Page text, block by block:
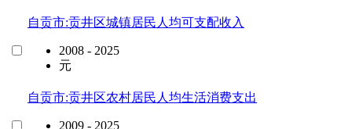
自贡市:贡井区城镇居民人均可支配收入
2008 - 2025
元
自贡市:贡井区农村居民人均生活消费支出
2009 - 2025